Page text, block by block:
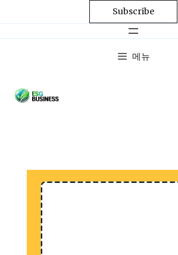
Subscribe
메뉴